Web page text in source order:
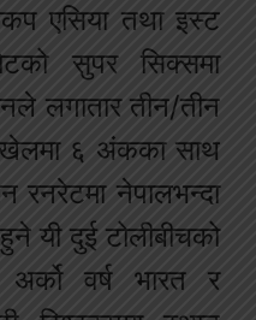
एसिया तथा इस्ट
सुपर सिक्समा
लगातार तीन/तीन
६ अंकका साथ
रनरेटमा नेपालभन्दा
यी दुई टोलीबीचको
वर्ष भारत र